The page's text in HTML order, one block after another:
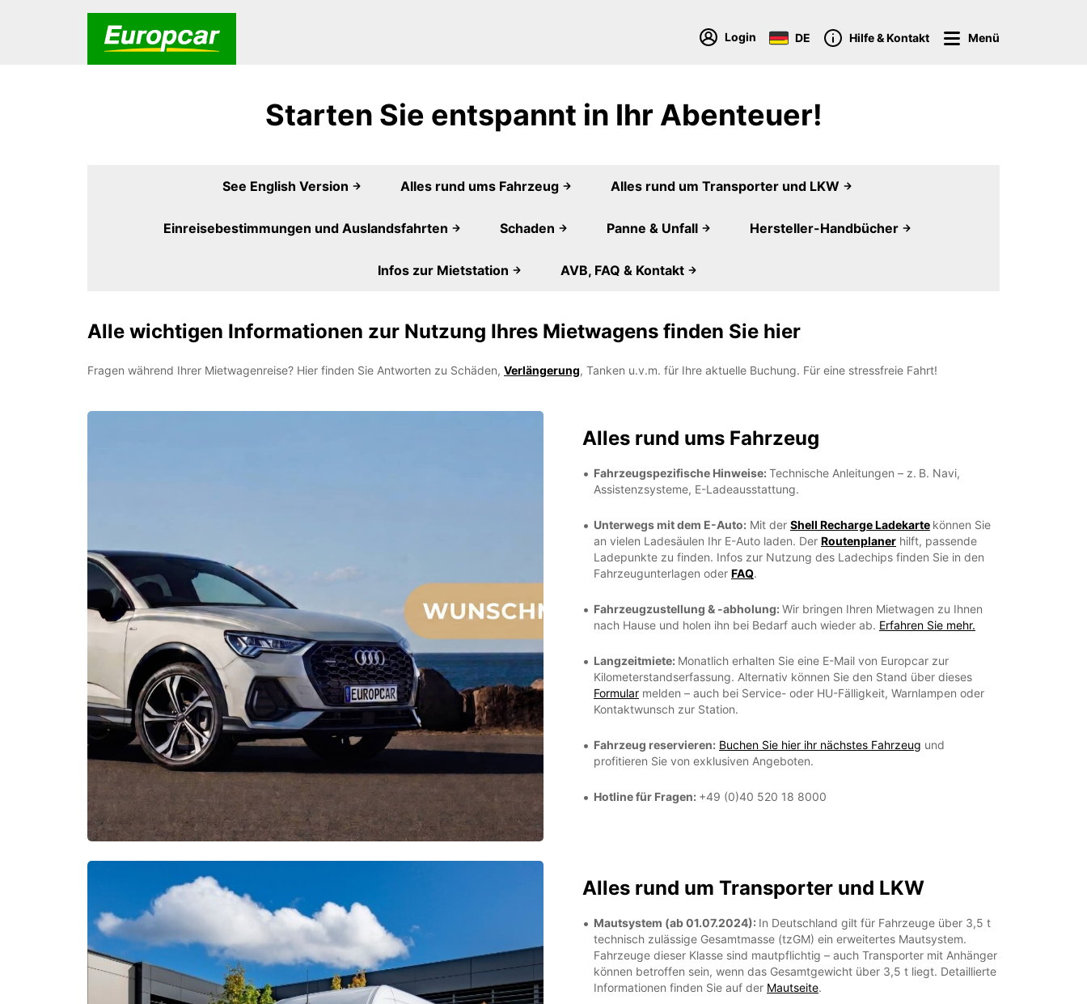
Login DE Hilfe & Kontakt Menü
Starten Sie entspannt in Ihr Abenteuer!
See English Version Alles rund ums Fahrzeug Alles rund um Transporter und LKW
Einreisebestimmungen und Auslandsfahrten Schaden Panne & Unfall Hersteller-Handbücher
Infos zur Mietstation AVB, FAQ & Kontakt
Alle wichtigen Informationen zur Nutzung Ihres Mietwagens finden Sie hier
Fragen während Ihrer Mietwagenreise? Hier finden Sie Antworten zu Schäden, Verlängerung, Tanken u.v.m. für Ihre aktuelle Buchung. Für eine stressfreie Fahrt!
Alles rund ums Fahrzeug
Fahrzeugspezifische Hinweise:Technische Anleitungen – z. B. Navi,
Assistenzsysteme, E-Ladeausstattung.
Unterwegs mit dem E-Auto: Mit der Shell Recharge Ladekarte können Sie
an vielen Ladesäulen Ihr E-Auto laden. Der Routenplaner hilft, passende
Ladepunkte zu finden. Infos zur Nutzung des Ladechips finden Sie in den
Fahrzeugunterlagen oder FAQ.
Fahrzeugzustellung & -abholung:Wir bringen Ihren Mietwagen zu Ihnen
nach Hause und holen ihn bei Bedarf auch wieder ab. Erfahren Sie mehr.
Langzeitmiete: Monatlich erhalten Sie eine E-Mail von Europcar zur
Kilometerstandserfassung. Alternativ können Sie den Stand über dieses
Formular melden – auch bei Service- oder HU-Fälligkeit, Warnlampen oder
Kontaktwunsch zur Station.
Fahrzeug reservieren: Buchen Sie hier ihr nächstes Fahrzeug und
profitieren Sie von exklusiven Angeboten.
Hotline für Fragen: +49 (0)40 520 18 8000
Alles rund um Transporter und LKW
Mautsystem (ab 01.07.2024): In Deutschland gilt für Fahrzeuge über 3,5 t
technisch zulässige Gesamtmasse (tzGM) ein erweitertes Mautsystem.
Fahrzeuge dieser Klasse sind mautpflichtig – auch Transporter mit Anhänger
können betroffen sein, wenn das Gesamtgewicht über 3,5 t liegt. Detaillierte
Informationen finden Sie auf der Mautseite.